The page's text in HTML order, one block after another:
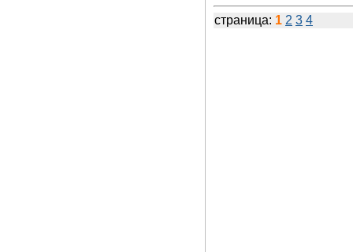
страница: 1 2 3 4